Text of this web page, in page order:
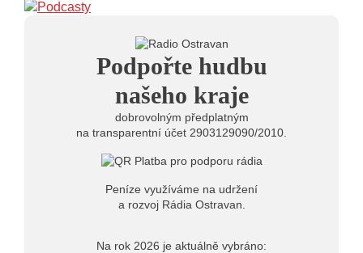
10:03
Pimprléto promění areál Divadla loutek Ostrava v
letní centrum umění, tvoření a sousedských setkání
Podpořte hudbu
našeho kraje
dobrovolným předplatným
na transparentní účet 2903129090/2010.
Peníze využíváme na udržení
a rozvoj Rádia Ostravan.
Na rok 2026 je aktuálně vybráno: